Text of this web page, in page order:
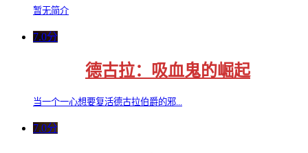
暂无简介
7.0分
德古拉：吸血鬼的崛起
当一个一心想要复活德古拉伯爵的邪...
7.0分